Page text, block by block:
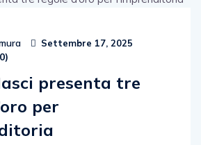
Settembre 17, 2025
0)
presenta tre
per